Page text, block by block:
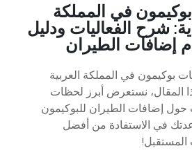
في المملكة
شرح الفعاليات ودليل
إضافات الطيران
بوكيمون في المملكة العربية
المقال، نستعرض أبرز لحظات
إضافات الطيران للبوكيمون
في الاستفادة من أفضل
المستقبل!